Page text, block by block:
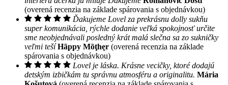
(overená recenzia na základe spárovania s objednávkou)
Ďakujeme Lovel za prekrásnu dolly sukňu
super komunikácia, rýchle dodanie veľká spokojnosť určite
sme neobjednávali posledný krát malá slečna sa zo sukničky
veľmi tešíHãppy Mõţhęr (overená recenzia na základe
spárovania s objednávkou)
Lovel je láska. Krásne vecičky, ktoré dodajú
detským izbičkám tu správnu atmosféru a originalitu. Mária